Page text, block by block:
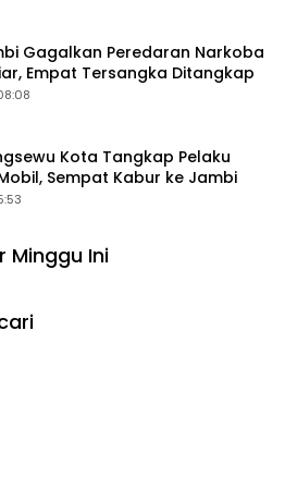
Gagalkan Peredaran Narkoba
Empat Tersangka Ditangkap
Kota Tangkap Pelaku
Sempat Kabur ke Jambi
Minggu Ini